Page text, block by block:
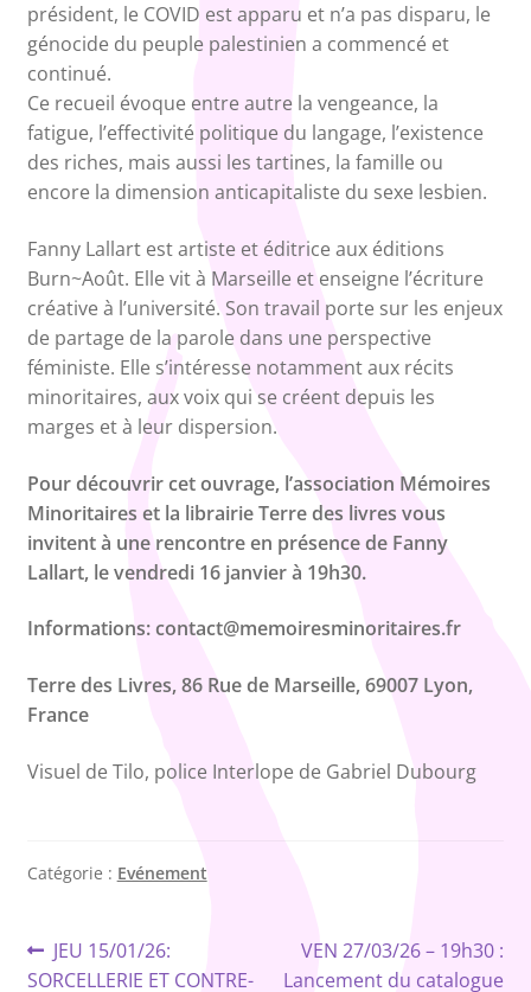
président, le COVID est apparu et n’a pas disparu, le
génocide du peuple palestinien a commencé et
continué.
Ce recueil évoque entre autre la vengeance, la
fatigue, l’effectivité politique du langage, l’existence
des riches, mais aussi les tartines, la famille ou
encore la dimension anticapitaliste du sexe lesbien.
Fanny Lallart est artiste et éditrice aux éditions
Burn~Août. Elle vit à Marseille et enseigne l’écriture
créative à l’université. Son travail porte sur les enjeux
de partage de la parole dans une perspective
féministe. Elle s’intéresse notamment aux récits
minoritaires, aux voix qui se créent depuis les
marges et à leur dispersion.
Pour découvrir cet ouvrage, l’association Mémoires
Minoritaires et la librairie Terre des livres vous
invitent à une rencontre en présence de Fanny
Lallart, le vendredi 16 janvier à 19h30.
Informations: contact@memoiresminoritaires.fr
Terre des Livres, 86 Rue de Marseille, 69007 Lyon,
France
Visuel de Tilo, police Interlope de Gabriel Dubourg
Catégorie : Evénement
Navigation
Article
précédent :
JEU 15/01/26:
SORCELLERIE ET CONTRE-
Article
suivant :
VEN 27/03/26 – 19h30 :
Lancement du catalogue